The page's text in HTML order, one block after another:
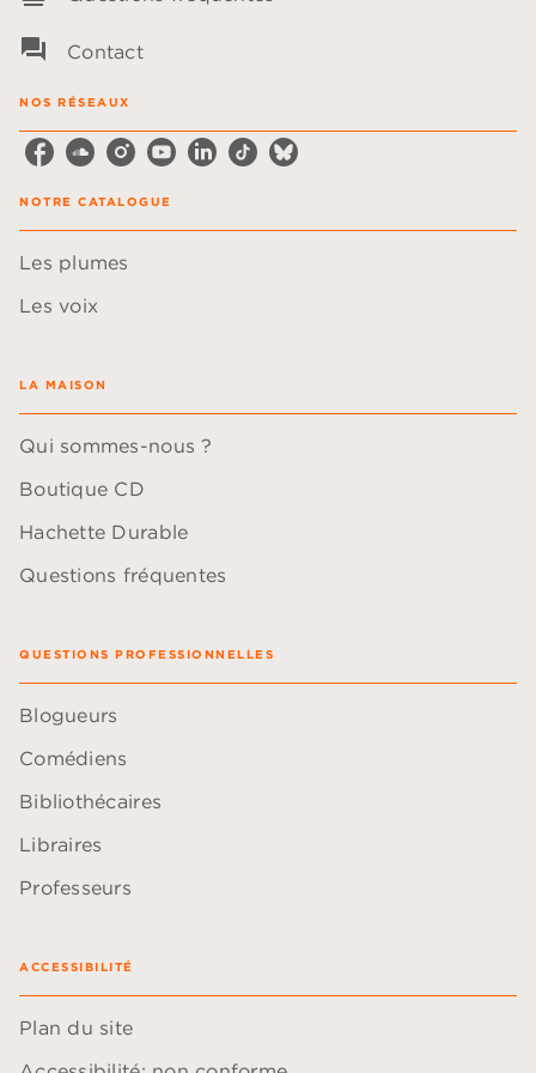
question_answer Contact
NOS RÉSEAUX
NOTRE CATALOGUE
Les plumes
Les voix
LA MAISON
Qui sommes-nous ?
Boutique CD
Hachette Durable
Questions fréquentes
QUESTIONS PROFESSIONNELLES
Blogueurs
Comédiens
Bibliothécaires
Libraires
Professeurs
ACCESSIBILITÉ
Plan du site